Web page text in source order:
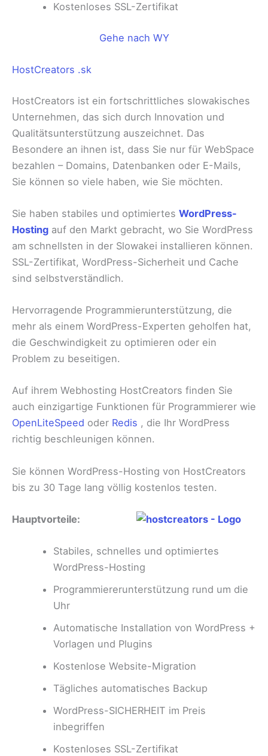
Kostenloses SSL-Zertifikat
Gehe nach WY
HostCreators .sk
HostCreators ist ein fortschrittliches slowakisches
Unternehmen, das sich durch Innovation und
Qualitätsunterstützung auszeichnet. Das
Besondere an ihnen ist, dass Sie nur für WebSpace
bezahlen – Domains, Datenbanken oder E-Mails,
Sie können so viele haben, wie Sie möchten.
Sie haben stabiles und optimiertes WordPress-
Hosting auf den Markt gebracht, wo Sie WordPress
am schnellsten in der Slowakei installieren können.
SSL-Zertifikat, WordPress-Sicherheit und Cache
sind selbstverständlich.
Hervorragende Programmierunterstützung, die
mehr als einem WordPress-Experten geholfen hat,
die Geschwindigkeit zu optimieren oder ein
Problem zu beseitigen.
Auf ihrem Webhosting HostCreators finden Sie
auch einzigartige Funktionen für Programmierer wie
OpenLiteSpeed ​​oder Redis , die Ihr WordPress
richtig beschleunigen können.
Sie können WordPress-Hosting von HostCreators
bis zu 30 Tage lang völlig kostenlos testen.
Hauptvorteile:
Stabiles, schnelles und optimiertes
WordPress-Hosting
Programmiererunterstützung rund um die
Uhr
Automatische Installation von WordPress +
Vorlagen und Plugins
Kostenlose Website-Migration
Tägliches automatisches Backup
WordPress-SICHERHEIT im Preis
inbegriffen
Kostenloses SSL-Zertifikat